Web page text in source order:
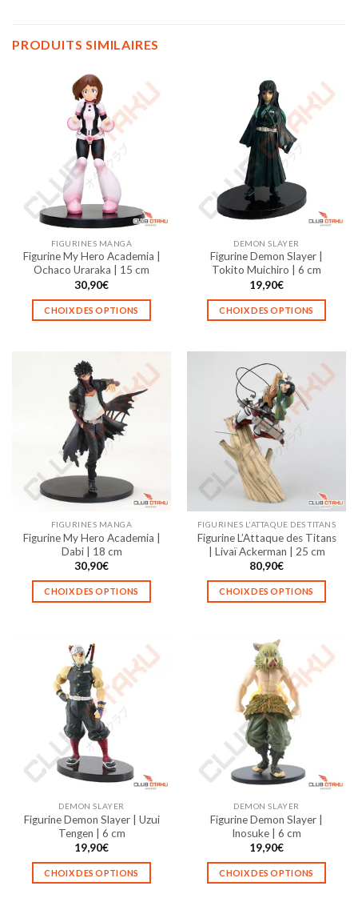
PRODUITS SIMILAIRES
FIGURINES MANGA
Figurine My Hero Academia |
Ochaco Uraraka | 15 cm
30,90€
CHOIX DES OPTIONS
a
plusieurs
variations.
Les
options
peuvent
être
choisies
sur
page
du
produit
DEMON SLAYER
Figurine Demon Slayer |
Tokito Muichiro | 6 cm
19,90€
CHOIX DES OPTIONS
a
plusieurs
variations.
Les
options
peuvent
être
choisies
sur
la
page
du
produit
FIGURINES MANGA
Figurine My Hero Academia |
Dabi | 18 cm
30,90€
CHOIX DES OPTIONS
a
plusieurs
variations.
Les
options
peuvent
être
choisies
sur
page
du
produit
FIGURINES L'ATTAQUE DES TITANS
Figurine L’Attaque des Titans
| Livaï Ackerman | 25 cm
80,90€
CHOIX DES OPTIONS
a
plusieurs
variations.
Les
options
peuvent
être
choisies
sur
page
du
produit
DEMON SLAYER
Figurine Demon Slayer | Uzui
Tengen | 6 cm
19,90€
CHOIX DES OPTIONS
DEMON SLAYER
Figurine Demon Slayer |
Inosuke | 6 cm
19,90€
CHOIX DES OPTIONS